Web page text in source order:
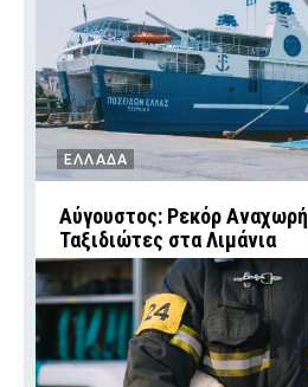
ΕΛΛΑΔΑ
Αύγουστος: Ρεκόρ
Ταξιδιώτες στα Λιμάνια